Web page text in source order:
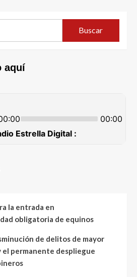
aquí
la entrada en
obligatoria de equinos
de delitos de mayor
el permanente despliegue